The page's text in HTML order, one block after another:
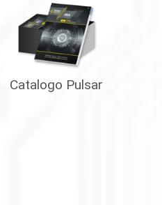
Catalogo Pulsar